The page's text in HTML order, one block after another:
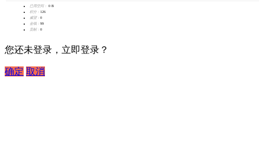
已用空间：
0 B
积分： 126
威望： 0
金钱： 99
贡献： 0
您还未登录，立即登录？
确定 取消